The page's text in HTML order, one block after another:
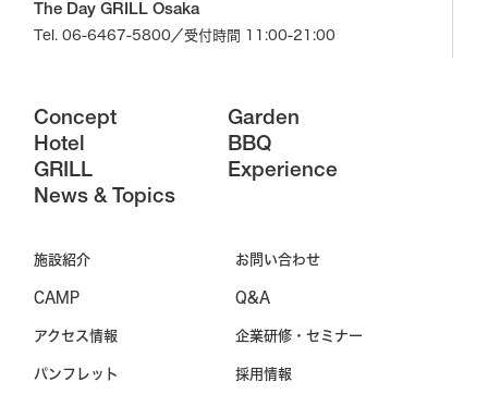
The Day GRILL Osaka
Tel. 06-6467-5800／受付時間 11:00-21:00
Concept
Garden
Hotel
BBQ
GRILL
Experience
News & Topics
施設紹介
CAMP
アクセス情報
パンフレット
お問い合わせ
Q&A
企業研修・セミナー
採用情報